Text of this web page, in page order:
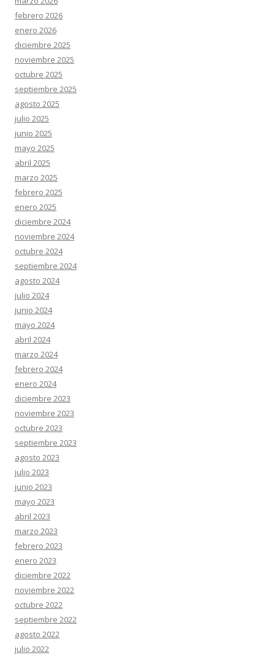
febrero 2026
enero 2026
diciembre 2025
noviembre 2025
octubre 2025
septiembre 2025
agosto 2025
julio 2025
junio 2025
mayo 2025
abril 2025
marzo 2025
febrero 2025
enero 2025
diciembre 2024
noviembre 2024
octubre 2024
septiembre 2024
agosto 2024
julio 2024
junio 2024
mayo 2024
abril 2024
marzo 2024
febrero 2024
enero 2024
diciembre 2023
noviembre 2023
octubre 2023
septiembre 2023
agosto 2023
julio 2023
junio 2023
mayo 2023
abril 2023
marzo 2023
febrero 2023
enero 2023
diciembre 2022
noviembre 2022
octubre 2022
septiembre 2022
agosto 2022
julio 2022